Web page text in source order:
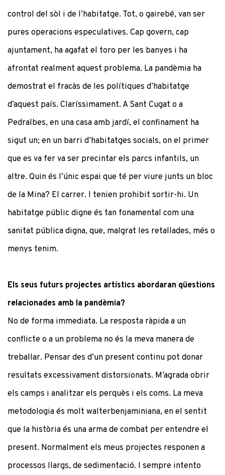
control del sòl i de l’habitatge. Tot, o gairebé, van ser
pures operacions especulatives. Cap govern, cap
ajuntament, ha agafat el toro per les banyes i ha
afrontat realment aquest problema. La pandèmia ha
demostrat el fracàs de les polítiques d’habitatge
d’aquest país. Claríssimament. A Sant Cugat o a
Pedralbes, en una casa amb jardí, el confinament ha
sigut un; en un barri d’habitatges socials, on el primer
que es va fer va ser precintar els parcs infantils, un
altre. Quin és l’únic espai que té per viure junts un bloc
de la Mina? El carrer. I tenien prohibit sortir-hi. Un
habitatge públic digne és tan fonamental com una
sanitat pública digna, que, malgrat les retallades, més o
menys tenim.
Els seus futurs projectes artístics abordaran qüestions
relacionades amb la pandèmia?
No de forma immediata. La resposta ràpida a un
conflicte o a un problema no és la meva manera de
treballar. Pensar des d’un present continu pot donar
resultats excessivament distorsionats. M’agrada obrir
els camps i analitzar els perquès i els coms. La meva
metodologia és molt walterbenjaminiana, en el sentit
que la història és una arma de combat per entendre el
present. Normalment els meus projectes responen a
processos llargs, de sedimentació. I sempre intento